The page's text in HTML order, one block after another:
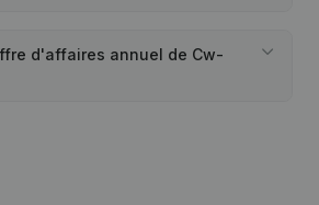
d'affaires annuel de Cw-